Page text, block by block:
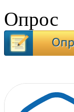
Опрос